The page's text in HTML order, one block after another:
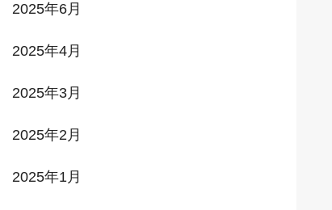
2025年6月
2025年4月
2025年3月
2025年2月
2025年1月